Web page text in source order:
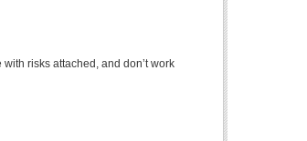
risks attached, and don’t work